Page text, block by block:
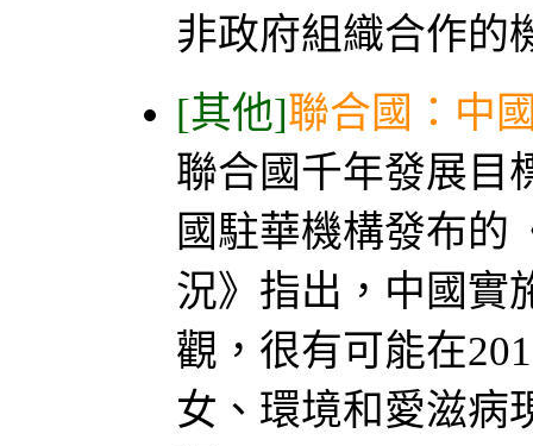
非政府組織合作的
[其他]聯合國：中
聯合國千年發展目
國駐華機構發布的
況》指出，中國實
觀，很有可能在
女、環境和愛滋病